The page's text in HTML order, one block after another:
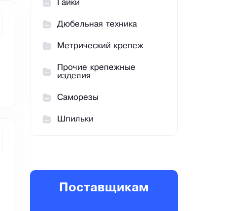
Гайки
Дюбельная техника
Метрический крепеж
Прочие крепежные
изделия
Саморезы
Шпильки
Поставщикам